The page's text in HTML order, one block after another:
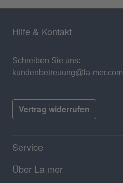
Hilfe & Kontakt
Schreiben Sie uns:
kundenbetreuung@la-mer.com
Vertrag widerrufen
Service
Über La mer